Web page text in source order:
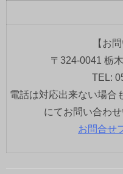
【お
〒324-0041 栃
TEL:
電話は対応出来ない場合
にてお問い合わ
お問合せ